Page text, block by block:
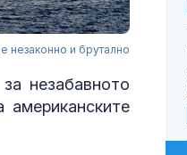
незаконно и брутално
незабавното